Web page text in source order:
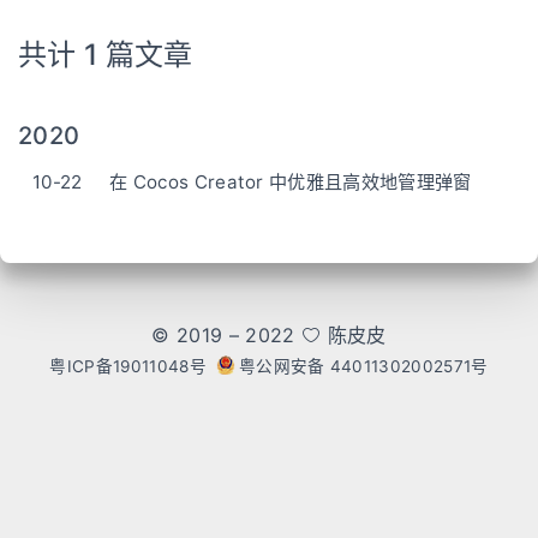
共计 1 篇文章
2020
10-22 在 Cocos Creator 中优雅且高效地管理弹窗
© 2019 – 2022 陈皮皮
粤ICP备19011048号 粤公网安备 44011302002571号